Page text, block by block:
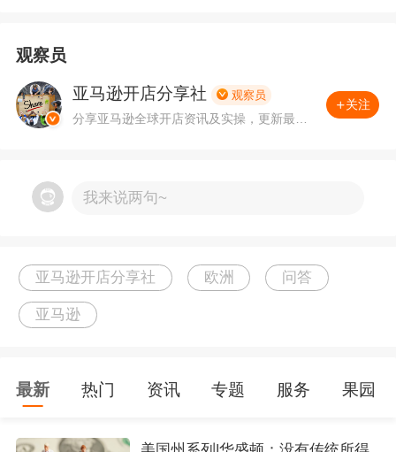
观察员
亚马逊开店分享社 观察员
分享亚马逊全球开店资讯及实操，更新最新
关注
我来说两句~
亚马逊开店分享社 欧洲 问答
亚马逊
最新 热门 资讯 专题 服务 果园